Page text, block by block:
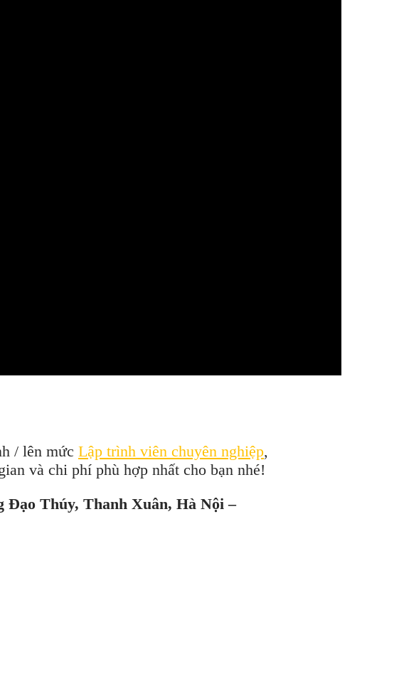
/ lên mức Lập trình viên chuyên nghiệp,
và chi phí phù hợp nhất cho bạn nhé!
Đạo Thúy, Thanh Xuân, Hà Nội –